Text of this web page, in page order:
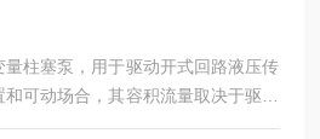
柱塞泵，用于驱动开式回路液压传
可动场合，其容积流量取决于驱动
的位置可无级地改变泵的流量。力